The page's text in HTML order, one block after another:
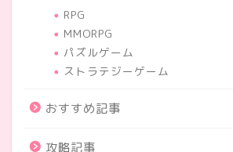
RPG
MMORPG
パズルゲーム
ストラテジーゲーム
おすすめ記事
攻略記事